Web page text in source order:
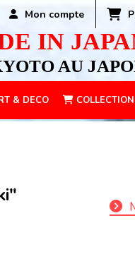
IN
AU
Mon compte
& DECO